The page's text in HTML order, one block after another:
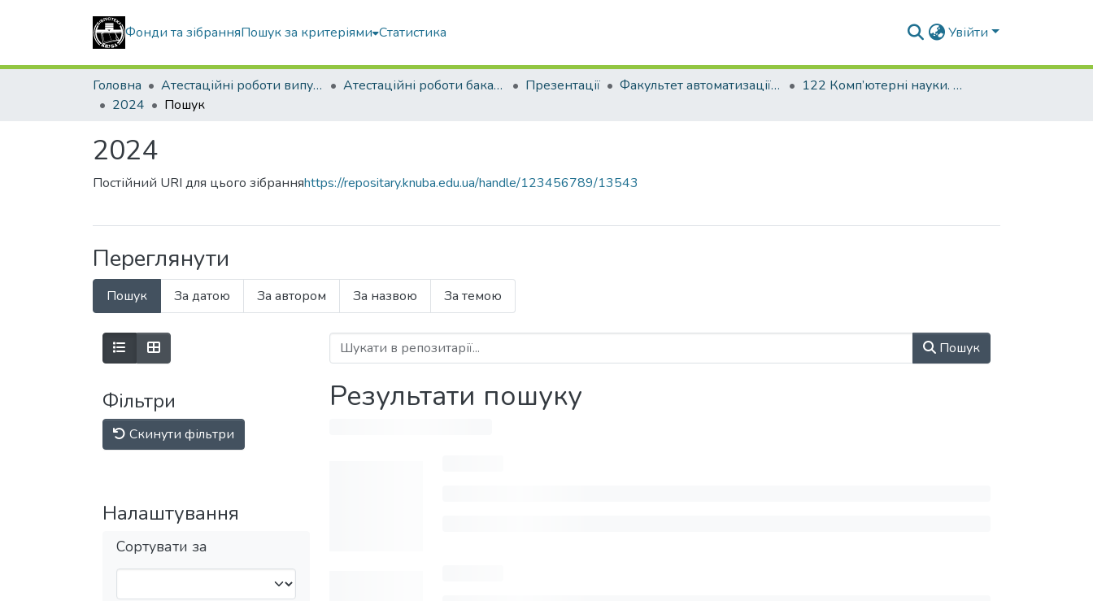
Фонди та зібранняПошук за критеріями Статистика Увійти
Головна Атестаційні роботи випускників Атестаційні роботи бакалаврів Презентації Факультет автоматизації і інформаційних технологій
122 Комп’ютерні науки. Інформаційні управляючі системи і технології
2024
Пошук
2024
Постійний URI для цього зібранняhttps://repositary.knuba.edu.ua/handle/123456789/13543
Переглянути
Пошук За датою За автором За назвою За темою
Фільтри
Скинути фільтри
Налаштування
Сортувати за
Пошук
Результати пошуку